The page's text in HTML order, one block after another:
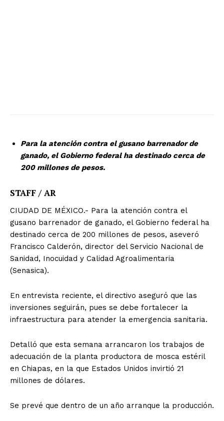
Para la atención contra el gusano barrenador de
ganado, el Gobierno federal ha destinado cerca de
200 millones de pesos.
STAFF / AR
CIUDAD DE MÉXICO.- Para la atención contra el
gusano barrenador de ganado, el Gobierno federal ha
destinado cerca de 200 millones de pesos, aseveró
Francisco Calderón, director del Servicio Nacional de
Sanidad, Inocuidad y Calidad Agroalimentaria
(Senasica).
En entrevista reciente, el directivo aseguró que las
inversiones seguirán, pues se debe fortalecer la
infraestructura para atender la emergencia sanitaria.
Detalló que esta semana arrancaron los trabajos de
adecuación de la planta productora de mosca estéril
en Chiapas, en la que Estados Unidos invirtió 21
millones de dólares.
Se prevé que dentro de un año arranque la producción.